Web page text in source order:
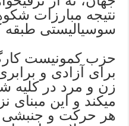
نتیجه مبارزات
سوسیالیستی طبقه
حزب کمونیست
برای آزادی و
زن و مرد در کلیه
میکند و این مبنای
هر حرکت و جنبشی